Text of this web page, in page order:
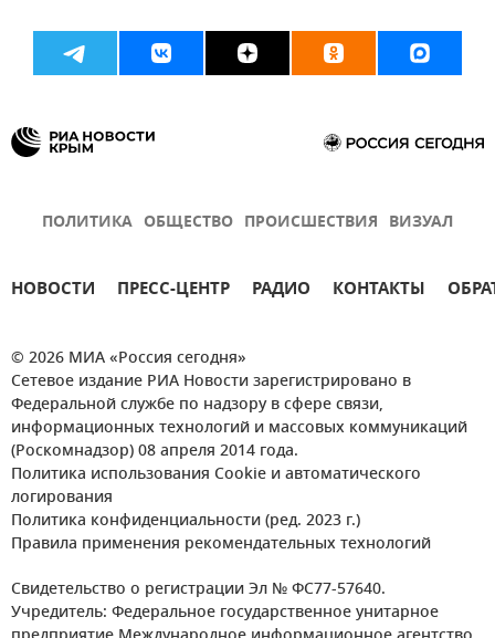
ПОЛИТИКА ОБЩЕСТВО ПРОИСШЕСТВИЯ ВИЗУАЛ
НОВОСТИ ПРЕСС-ЦЕНТР РАДИО КОНТАКТЫ
© 2026 МИА «Россия сегодня»
Сетевое издание РИА Новости зарегистрировано в
Федеральной службе по надзору в сфере связи,
информационных технологий и массовых коммуникаций
(Роскомнадзор) 08 апреля 2014 года.
Политика использования Cookie и автоматического
логирования
Политика конфиденциальности (ред. 2023 г.)
Правила применения рекомендательных технологий
Свидетельство о регистрации Эл № ФС77-57640.
Учредитель: Федеральное государственное унитарное